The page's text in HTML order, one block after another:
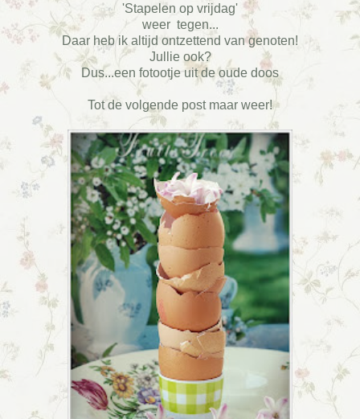
'Stapelen op vrijdag'
weer tegen...
Daar heb ik altijd ontzettend van genoten!
Jullie ook?
Dus...een fotootje uit de oude doos
Tot de volgende post maar weer!